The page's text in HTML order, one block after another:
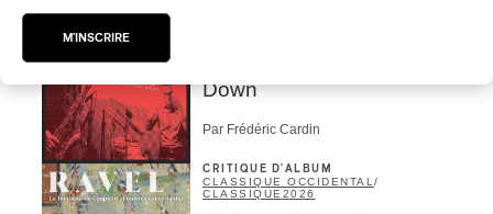
Down
Par Frédéric Cardin
CRITIQUE D'ALBUM
CLASSIQUE OCCIDENTAL /
CLASSIQUE 2026
M'INSCRIRE